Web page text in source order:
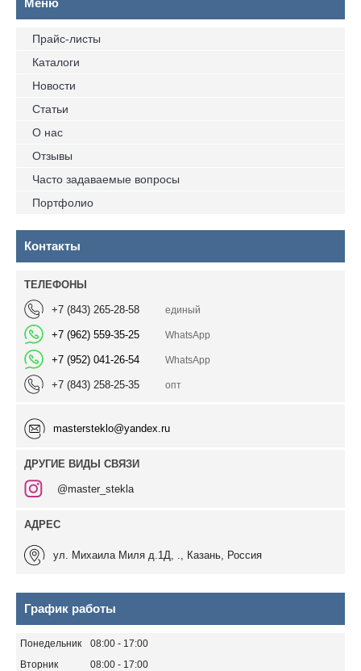
Прайс-листы
Каталоги
Новости
Статьи
О нас
Отзывы
Часто задаваемые вопросы
Портфолио
Контакты
+7 (843) 265-28-58 единый
+7 (962) 559-35-25 WhatsApp
+7 (952) 041-26-54 WhatsApp
+7 (843) 258-25-35 опт
mastersteklo@yandex.ru
ДРУГИЕ ВИДЫ СВЯЗИ
@master_stekla
ул. Михаила Миля д.1Д, ., Казань, Россия
График работы
Понедельник 08:00
17:00
Вторник
08:00
17:00